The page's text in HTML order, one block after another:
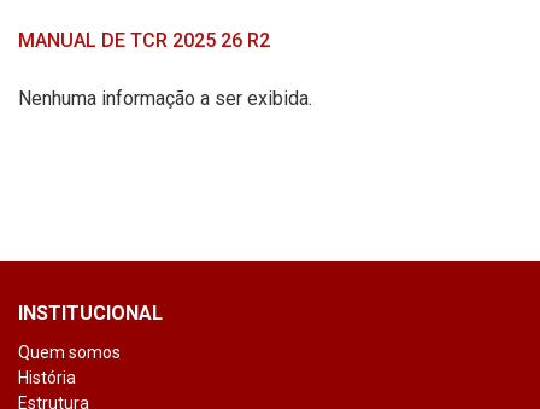
MANUAL DE TCR 2025 26 R2
Nenhuma informação a ser exibida.
INSTITUCIONAL
Quem somos
História
Estrutura